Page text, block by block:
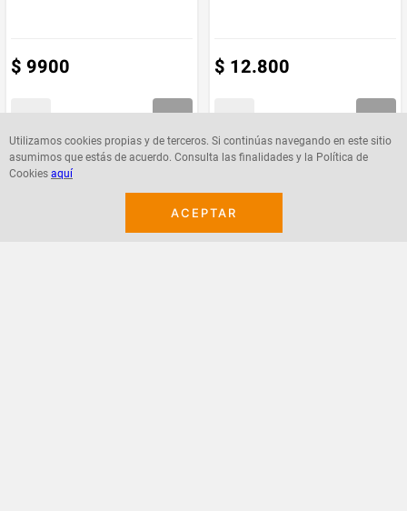
Utilizamos cookies propias y de terceros. Si continúas navegando en este sitio
asumimos que estás de acuerdo. Consulta las finalidades y la Política de
Cookies aquí
ACEPTAR
$ 9900 $ 12.800